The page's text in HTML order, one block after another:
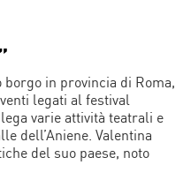
in provincia di Roma,
legati al festival
varie attività teatrali e
dell’Aniene. Valentina
del suo paese, noto